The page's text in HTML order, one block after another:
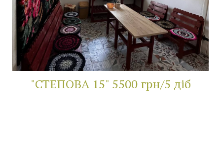
"СТЕПОВА 15" 5500 грн/5 діб